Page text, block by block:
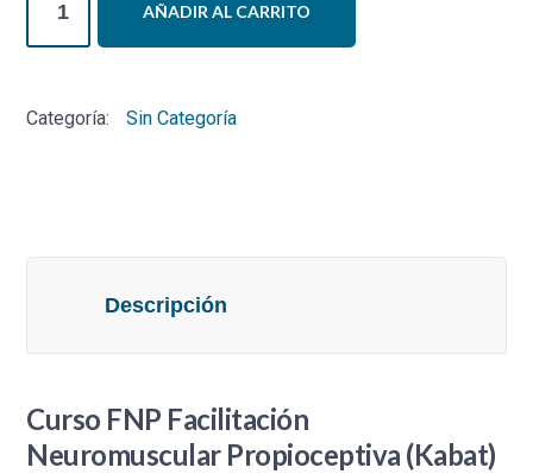
Propioceptiva
AÑADIR AL CARRITO
Categoría: Sin Categoría
Descripción
Curso FNP Facilitación
Neuromuscular Propioceptiva (Kabat)